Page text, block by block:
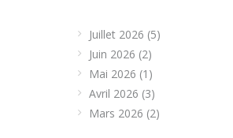
Juillet 2026 (5)
Juin 2026 (2)
Mai 2026 (1)
Avril 2026 (3)
Mars 2026 (2)